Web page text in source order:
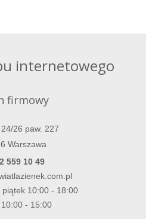
internetowego
firmowy
26 paw. 227
Warszawa
559 10 49
piątek 10:00 - 18:00
- 15:00